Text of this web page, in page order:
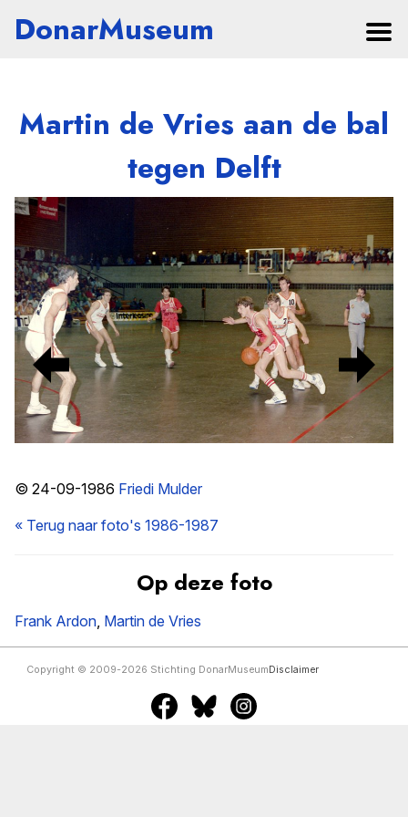
DonarMuseum
Martin de Vries aan de bal
tegen Delft
© 24-09-1986 Friedi Mulder
« Terug naar foto's 1986-1987
Op deze foto
Frank Ardon, Martin de Vries
Copyright © 2009-2026 Stichting DonarMuseum Disclaimer